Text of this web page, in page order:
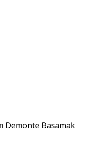
Demonte Basamak